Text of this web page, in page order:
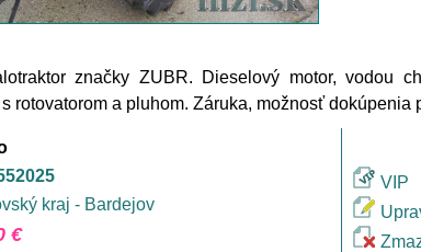
značky ZUBR. Dieselový motor, vodou
rotovatorom a pluhom. Záruka, možnosť dokúpenia
kraj - Bardejov
€
VIP